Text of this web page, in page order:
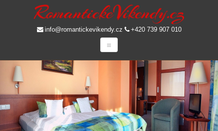
info@romantickevikendy.cz +420 739 907 010